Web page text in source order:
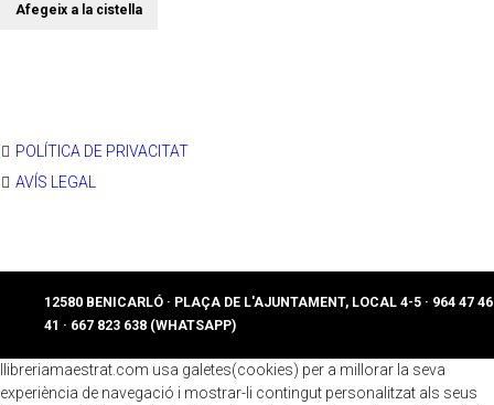
Afegeix a la cistella
POLÍTICA DE PRIVACITAT
AVÍS LEGAL
12580 BENICARLÓ · PLAÇA DE L'AJUNTAMENT, LOCAL 4-5 · 964 47 46
41 · 667 823 638 (WHATSAPP)
llibreriamaestrat.com usa galetes(cookies) per a millorar la seva
experiència de navegació i mostrar-li contingut personalitzat als seus